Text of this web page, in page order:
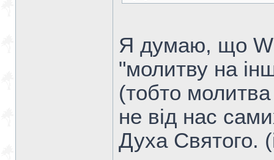
Я думаю, що
"молитву на
(тобто
не від нас
Духа Святого.